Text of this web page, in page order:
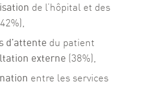
de l’hôpital et des
d’attente du patient
externe (38%),
entre les services